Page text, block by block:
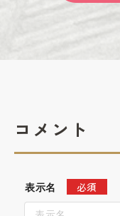
コメント
表示名 必須